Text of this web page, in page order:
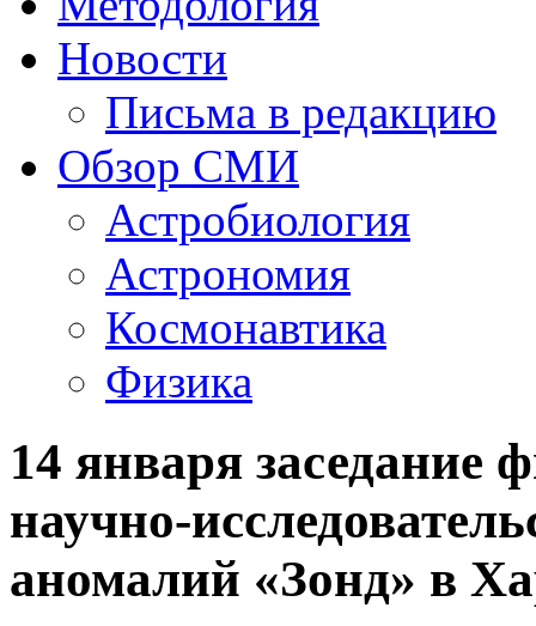
Новости
Письма в редакцию
Обзор СМИ
Астробиология
Астрономия
Космонавтика
Физика
14 января заседание
научно-
аномалий «Зонд» в